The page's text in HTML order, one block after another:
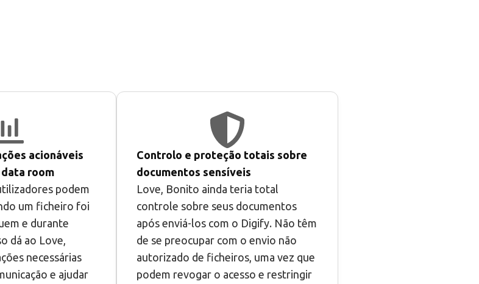
acionáveis
data room
podem
um ficheiro foi
e durante
dá ao Love,
necessárias
e ajudar
Controlo e proteção totais sobre
documentos sensíveis
Love, Bonito ainda teria total
controle sobre seus documentos
após enviá-los com o Digify. Não têm
de se preocupar com o envio não
autorizado de ficheiros, uma vez que
podem revogar o acesso e restringir